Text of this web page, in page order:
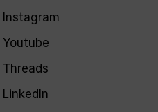
Instagram
Youtube
Threads
LinkedIn